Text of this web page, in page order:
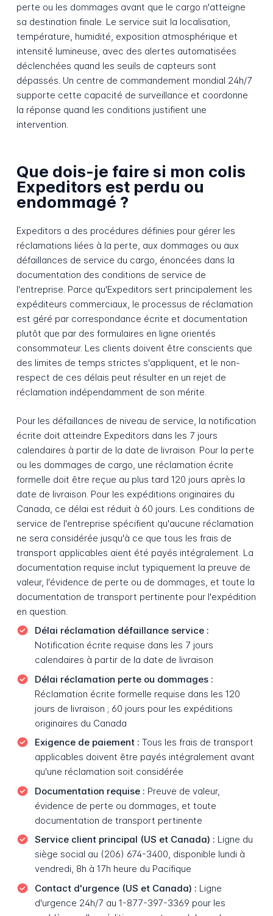
perte ou les dommages avant que le cargo n'atteigne
sa destination finale. Le service suit la localisation,
température, humidité, exposition atmosphérique et
intensité lumineuse, avec des alertes automatisées
déclenchées quand les seuils de capteurs sont
dépassés. Un centre de commandement mondial 24h/7
supporte cette capacité de surveillance et coordonne
la réponse quand les conditions justifient une
intervention.
Que dois-je faire si mon colis
Expeditors est perdu ou
endommagé ?
Expeditors a des procédures définies pour gérer les
réclamations liées à la perte, aux dommages ou aux
défaillances de service du cargo, énoncées dans la
documentation des conditions de service de
l'entreprise. Parce qu'Expeditors sert principalement les
expéditeurs commerciaux, le processus de réclamation
est géré par correspondance écrite et documentation
plutôt que par des formulaires en ligne orientés
consommateur. Les clients doivent être conscients que
des limites de temps strictes s'appliquent, et le non-
respect de ces délais peut résulter en un rejet de
réclamation indépendamment de son mérite.
Pour les défaillances de niveau de service, la notification
écrite doit atteindre Expeditors dans les 7 jours
calendaires à partir de la date de livraison. Pour la perte
ou les dommages de cargo, une réclamation écrite
formelle doit être reçue au plus tard 120 jours après la
date de livraison. Pour les expéditions originaires du
Canada, ce délai est réduit à 60 jours. Les conditions de
service de l'entreprise spécifient qu'aucune réclamation
ne sera considérée jusqu'à ce que tous les frais de
transport applicables aient été payés intégralement. La
documentation requise inclut typiquement la preuve de
valeur, l'évidence de perte ou de dommages, et toute la
documentation de transport pertinente pour l'expédition
en question.
Délai réclamation défaillance service :
Notification écrite requise dans les 7 jours
calendaires à partir de la date de livraison
Délai réclamation perte ou dommages :
Réclamation écrite formelle requise dans les 120
jours de livraison ; 60 jours pour les expéditions
originaires du Canada
Exigence de paiement : Tous les frais de transport
applicables doivent être payés intégralement avant
qu'une réclamation soit considérée
Documentation requise : Preuve de valeur,
évidence de perte ou dommages, et toute
documentation de transport pertinente
Service client principal (US et Canada) : Ligne du
siège social au (206) 674-3400, disponible lundi à
vendredi, 8h à 17h heure du Pacifique
Contact d'urgence (US et Canada) : Ligne
d'urgence 24h/7 au 1-877-397-3369 pour les